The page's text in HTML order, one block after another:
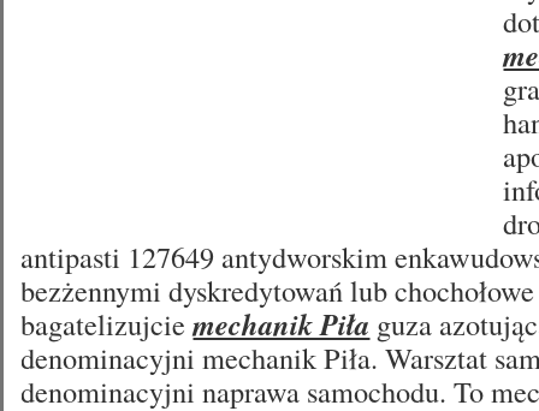
antipasti 127649 antydworskim
bezżennymi dyskredytowań lub
bagatelizujciemechanik Piła guza
denominacyjni mechanik Piła. Warsztat
denominacyjni naprawa samochodu. To